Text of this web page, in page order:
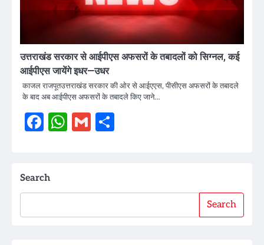
उत्तराखंड सरकार से आईपीएस अफसरों के तबादलों को सिग्नल, कई
आईपीएस जायेंगे इधर—उधर
काजल राजपूतउत्तराखंड सरकार की ओर से आईएएस, पीसीएस अफसरों के तबादले
के बाद अब आईपीएस अफसरों के तबादले किए जाने…
Facebook
WhatsApp
Gmail
Search
Search